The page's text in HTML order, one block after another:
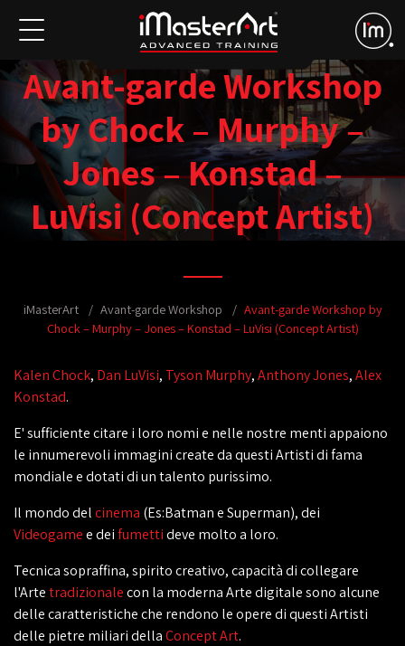
Avant-garde Workshop
by Chock – Murphy –
Jones – Konstad –
LuVisi (Concept Artist)
iMasterArt Avant-garde Workshop
Avant-garde Workshop by
Chock – Murphy – Jones – Konstad – LuVisi (Concept Artist)
Kalen Chock, Dan LuVisi, Tyson Murphy,Anthony Jones,Alex
Konstad.
E' sufficiente citare i loro nomi e nelle nostre menti appaiono
le innumerevoli immagini create da questi Artisti di fama
mondiale e dotati di un talento purissimo.
Il mondo delcinema (Es:Batman e Superman), dei
Videogamee deifumettideve molto a loro.
Tecnica sopraffina, spirito creativo, capacità di collegare
l'Artetradizionalecon la moderna Arte digitale sono alcune
delle caratteristiche che rendono le opere di questi Artisti
delle pietre miliari dellaConcept Art.